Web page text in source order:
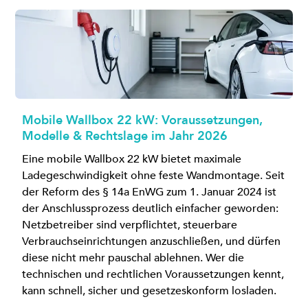
Mobile Wallbox 22 kW: Voraussetzungen,
Modelle & Rechtslage im Jahr 2026
Eine mobile Wallbox 22 kW bietet maximale
Ladegeschwindigkeit ohne feste Wandmontage. Seit
der Reform des § 14a EnWG zum 1. Januar 2024 ist
der Anschlussprozess deutlich einfacher geworden:
Netzbetreiber sind verpflichtet, steuerbare
Verbrauchseinrichtungen anzuschließen, und dürfen
diese nicht mehr pauschal ablehnen. Wer die
technischen und rechtlichen Voraussetzungen kennt,
kann schnell, sicher und gesetzeskonform losladen.